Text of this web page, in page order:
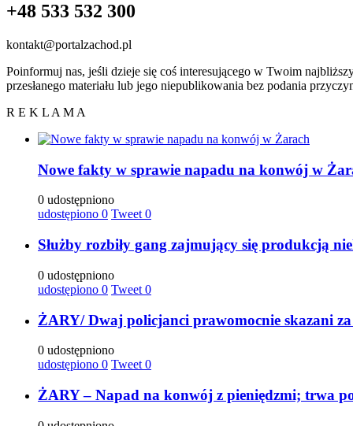
+48 533 532 300
kontakt@portalzachod.pl
Poinformuj nas, jeśli dzieje się coś interesującego w Twoim
przesłanego materiału lub jego niepublikowania bez podania
R E K L A M A
Nowe fakty w sprawie napadu na konwój w
0 udostępniono
udostępiono 0 Tweet 0
Służby rozbiły gang zajmujący się produkcją
0 udostępniono
udostępiono 0 Tweet 0
ŻARY/ Dwaj policjanci prawomocnie skazani
0 udostępniono
udostępiono 0 Tweet 0
ŻARY – Napad na konwój z pieniędzmi; trwa